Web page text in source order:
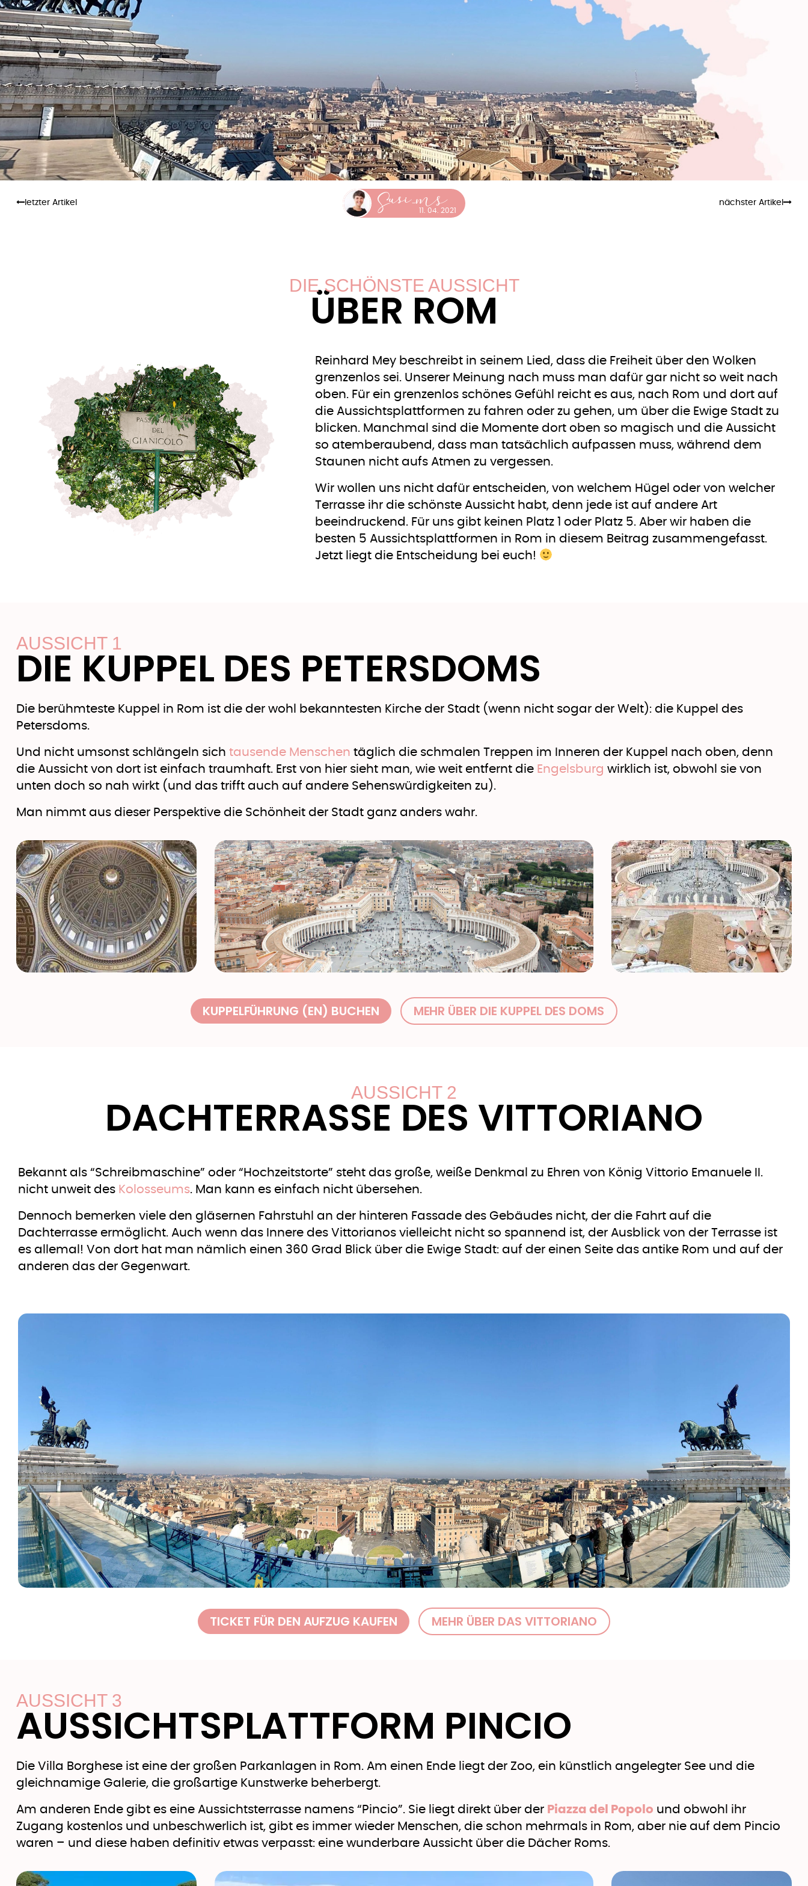
letzter Artikel Susi_MS
11. 04. 2021
nächster Artikel
DIE SCHÖNSTE AUSSICHT
ÜBER ROM
Reinhard Mey beschreibt in seinem Lied, dass die Freiheit über den Wolken
grenzenlos sei. Unserer Meinung nach muss man dafür gar nicht so weit nach
oben. Für ein grenzenlos schönes Gefühl reicht es aus, nach Rom und dort auf
die Aussichtsplattformen zu fahren oder zu gehen, um über die Ewige Stadt zu
blicken. Manchmal sind die Momente dort oben so magisch und die Aussicht
so atemberaubend, dass man tatsächlich aufpassen muss, während dem
Staunen nicht aufs Atmen zu vergessen.
Wir wollen uns nicht dafür entscheiden, von welchem Hügel oder von welcher
Terrasse ihr die schönste Aussicht habt, denn jede ist auf andere Art
beeindruckend. Für uns gibt keinen Platz 1 oder Platz 5. Aber wir haben die
besten 5 Aussichtsplattformen in Rom in diesem Beitrag zusammengefasst.
Jetzt liegt die Entscheidung bei euch!
AUSSICHT 1
DIE KUPPEL DES PETERSDOMS
Die berühmteste Kuppel in Rom ist die der wohl bekanntesten Kirche der Stadt (wenn nicht sogar der Welt): die Kuppel des
Petersdoms.
Und nicht umsonst schlängeln sich tausende Menschen täglich die schmalen Treppen im Inneren der Kuppel nach oben, denn
die Aussicht von dort ist einfach traumhaft. Erst von hier sieht man, wie weit entfernt die Engelsburg wirklich ist, obwohl sie von
unten doch so nah wirkt (und das trifft auch auf andere Sehenswürdigkeiten zu).
Man nimmt aus dieser Perspektive die Schönheit der Stadt ganz anders wahr.
KUPPELFÜHRUNG (EN) BUCHEN MEHR ÜBER DIE KUPPEL DES DOMS
Bekannt als “Schreibmaschine” oder “Hochzeitstorte” steht das große, weiße Denkmal zu Ehren von König Vittorio Emanuele II.
nicht unweit des Kolosseums. Man kann es einfach nicht übersehen.
Dennoch bemerken viele den gläsernen Fahrstuhl an der hinteren Fassade des Gebäudes nicht, der die Fahrt auf die
Dachterrasse ermöglicht. Auch wenn das Innere des Vittorianos vielleicht nicht so spannend ist, der Ausblick von der Terrasse ist
es allemal! Von dort hat man nämlich einen 360 Grad Blick über die Ewige Stadt: auf der einen Seite das antike Rom und auf der
anderen das der Gegenwart.
AUSSICHT 2
DACHTERRASSE DES VITTORIANO
TICKET FÜR DEN AUFZUG KAUFEN MEHR ÜBER DAS VITTORIANO
AUSSICHT 3
AUSSICHTSPLATTFORM PINCIO
Die Villa Borghese ist eine der großen Parkanlagen in Rom. Am einen Ende liegt der Zoo, ein künstlich angelegter See und die
gleichnamige Galerie, die großartige Kunstwerke beherbergt.
Am anderen Ende gibt es eine Aussichtsterrasse namens “Pincio”. Sie liegt direkt über der Piazza del Popolo und obwohl ihr
Zugang kostenlos und unbeschwerlich ist, gibt es immer wieder Menschen, die schon mehrmals in Rom, aber nie auf dem Pincio
waren – und diese haben definitiv etwas verpasst: eine wunderbare Aussicht über die Dächer Roms.